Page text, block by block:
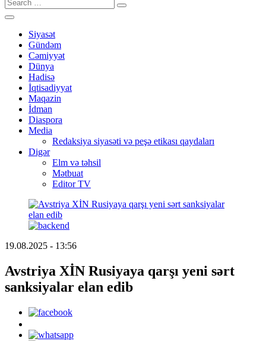
Siyasət
Gündəm
Cəmiyyət
Dünya
Hadisə
İqtisadiyyat
Maqazin
İdman
Diaspora
Media
Redaksiya siyasəti və peşə etikası qaydaları
Digər
Elm və təhsil
Mətbuat
Editor TV
19.08.2025 - 13:56
Avstriya XİN Rusiyaya qarşı yeni sərt
sanksiyalar elan edib